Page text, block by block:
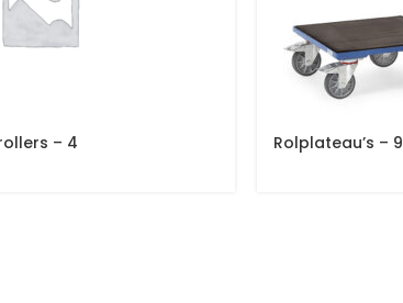
– 4 Rolplateau’s – 9